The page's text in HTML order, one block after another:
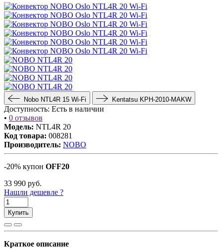
Nobo NTL4R 15 Wi-Fi Kentatsu KPH-2010-MAKW
Доступность: Есть в наличии
• 0 отзывов
Модель: NTL4R 20
Код товара: 008281
Производитель: NOBO
-20% купон OFF20
33 990 руб.
Нашли дешевле ?
Купить
Краткое описание